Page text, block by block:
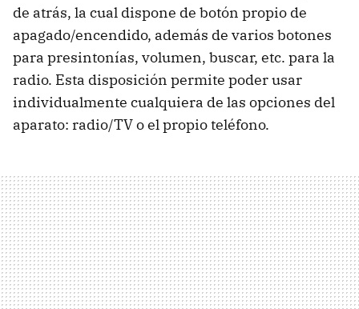
de atrás, la cual dispone de botón propio de
apagado/encendido, además de varios botones
para presintonías, volumen, buscar, etc. para la
radio. Esta disposición permite poder usar
individualmente cualquiera de las opciones del
aparato: radio/TV o el propio teléfono.